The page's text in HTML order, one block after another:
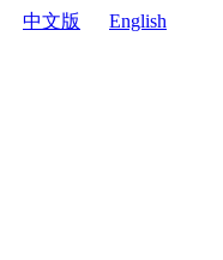
中文版
English